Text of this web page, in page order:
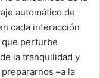
automático de
cada interacción
perturbe
la tranquilidad y
–a la